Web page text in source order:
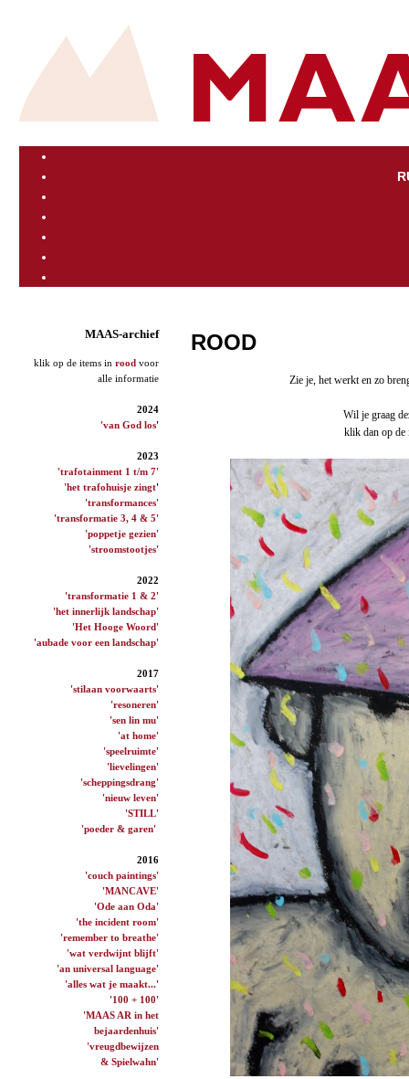
MAAS-archief
klik op de items in rood voor
alle informatie
2024
'van God los'
2023
'trafotainment 1 t/m 7'
'het trafohuisje zingt'
'transformances'
'transformatie 3, 4 & 5'
'poppetje gezien'
'stroomstootjes'
2022
'transformatie 1 & 2'
'het innerlijk landschap'
'Het Hooge Woord'
'aubade voor een landschap'
2017
'stilaan voorwaarts'
'resoneren'
'sen lin mu'
'at home'
'speelruimte'
'lievelingen'
'scheppingsdrang'
'nieuw leven'
'STILL'
'poeder & garen'
2016
'couch paintings'
'MANCAVE'
'Ode aan Oda'
'the incident room'
'remember to breathe'
'wat verdwijnt blijft'
'an universal language'
'alles wat je maakt...'
'100 + 100'
'MAAS AR in het
bejaardenhuis'
'vreugdbewijzen
& Spielwahn'
ROOD
Zie je, het werkt en zo
Wil je graag
klik dan op de